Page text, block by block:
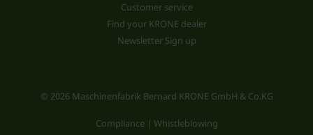
Customer service
Find your KRONE dealer
Newsletter Sign up
© 2026 Maschinenfabrik Bernard KRONE GmbH & Co.KG
Compliance | Whistleblowing